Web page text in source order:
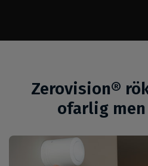
Zerovision®
ofarlig